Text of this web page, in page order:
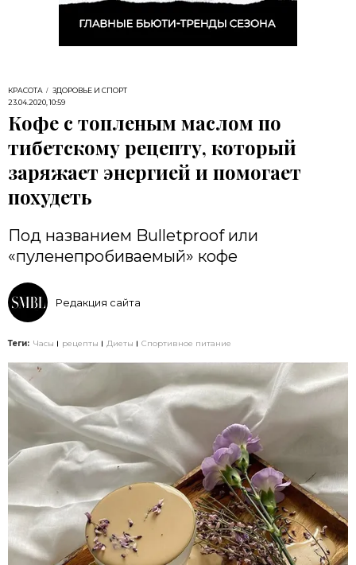
КРАСОТА
ЗДОРОВЬЕ И СПОРТ
23.04.2020, 10:59
Кофе с топленым маслом по
тибетскому рецепту, который
заряжает энергией и помогает
похудеть
Под названием Bulletproof или
«пуленепробиваемый» кофе
Редакция сайта
Теги: Часы рецепты Диеты Спортивное питание